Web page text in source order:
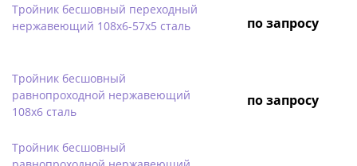
Тройник бесшовный переходный
нержавеющий 108х6-57х5 сталь
по запросу
Тройник бесшовный
равнопроходной нержавеющий
108х6 сталь
по запросу
Тройник бесшовный